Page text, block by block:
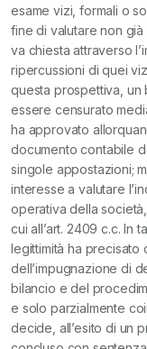
esame vizi, formali o
fine di valutare non già
va chiesta attraverso
ripercussioni di quei
questa prospettiva, un
essere censurato
ha approvato
documento contabile
singole appostazioni;
interesse a valutare
operativa della
cui all’art. 2409 c.c. In
legittimità ha precisato
dell’impugnazione di
bilancio e del
e solo parzialmente
decide, all’esito di un